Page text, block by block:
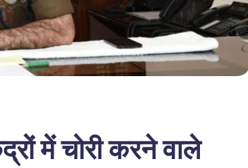
में चोरी करने वाले